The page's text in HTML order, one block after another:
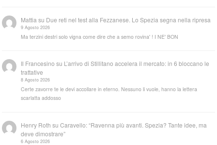
Mattia su Due reti nel test alla Fezzanese. Lo Spezia segna nella ripresa
9 Agosto 2026
Ma terzini destri solo vigna come dire che a semo rovina' ! I NE' BON
Il Francesino su L’arrivo di Stillitano accelera il mercato: in 6 bloccano le
trattative
8 Agosto 2026
Certe zavorre te le devi accollare in eterno. Nessuno li vuole, hanno la lettera
scarlatta addosso
Henry Roth suCaravello: “Ravenna più avanti. Spezia? Tante idee, ma
deve dimostrare”
6 Agosto 2026